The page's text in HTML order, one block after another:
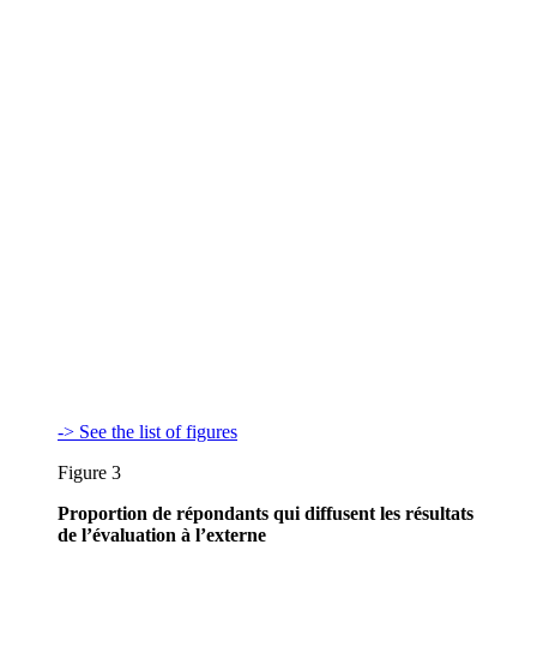
-> See the list of figures
Figure 3
Proportion de répondants qui diffusent les résultats
de l’évaluation à l’externe